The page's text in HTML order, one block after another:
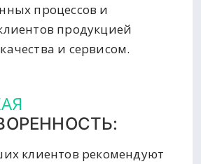
процессов и
продукцией
и сервисом.
клиентов рекомендуют